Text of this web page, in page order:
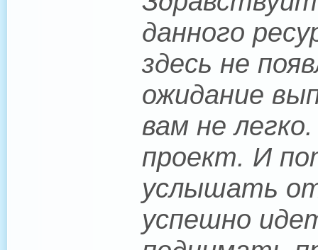
данного
здесь не
ожидание
вам не
проект. И
услышать
успешно